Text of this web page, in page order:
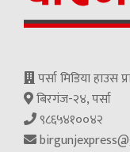
पर्सा मिडिया हाउस
बिरगंज-२४, पर्सा
९८६५४१००४२